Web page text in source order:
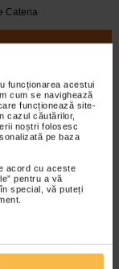
funcționarea acestui
cum se navighează
funcționează site-
cazul căutărilor,
noștri folosesc
pe baza
acord cu aceste
pentru a vă
special, vă puteți
Catena
emotionala:
EQ-ul
se refera la
si gestiona
emotiile celorlalti.
si solutii
medical pentru
urina, de obicei in